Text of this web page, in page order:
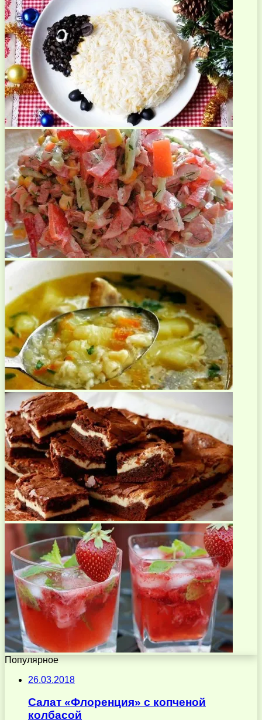
Популярное
26.03.2018
Салат «Флоренция» с копченой
колбасой